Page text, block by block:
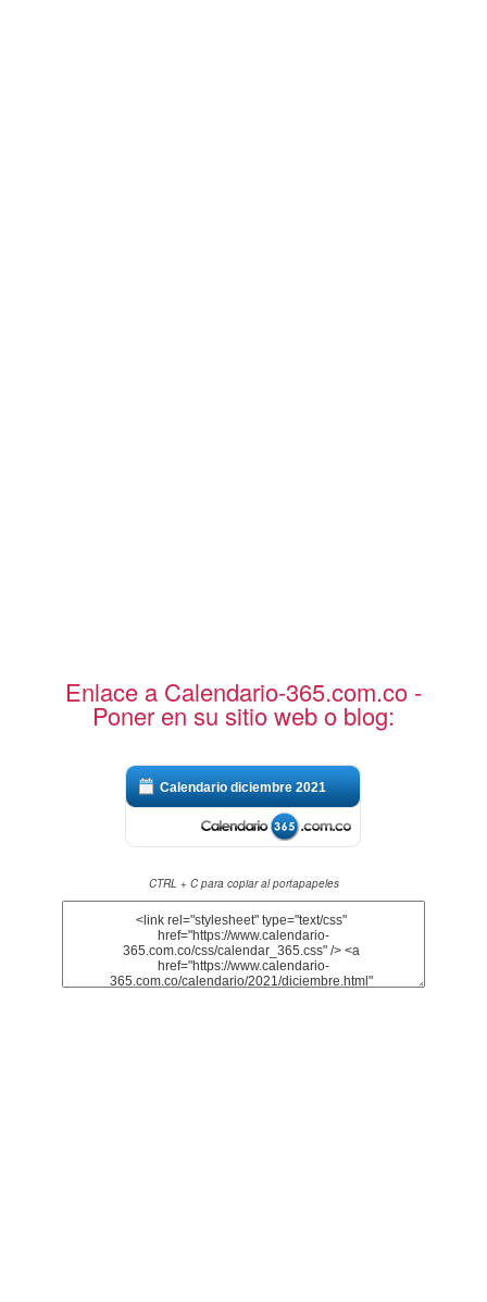
Enlace a Calendario-365.com.co -
Poner en su sitio web o blog:
Calendario diciembre 2021
CTRL + C para copiar al portapapeles